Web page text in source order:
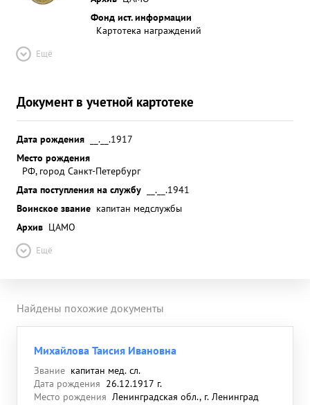
Фонд ист. информации
Картотека награждений
Ещё
Документ в учетной картотеке
Дата рождения
__.__.1917
Место рождения
РФ, город Санкт-Петербург
Дата поступления на службу
__.__.1941
Воинское звание капитан медслужбы
Архив ЦАМО
Ещё
Найдены похожие документы
Михайлова Таисия Ивановна
Звание капитан мед. сл.
Дата рождения 26.12.1917 г.
Место рождения Ленинградская обл., г. Ленинград